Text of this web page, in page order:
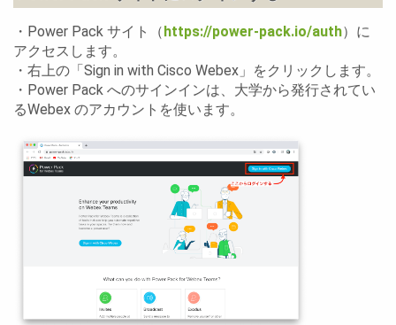
・Power Pack サイト（ https://power-pack.io/auth）に
アクセスします。
・右上の「Sign in with Cisco Webex」をクリックします。
・Power Pack へのサインインは、大学から発行されてい
るWebex のアカウントを使います。